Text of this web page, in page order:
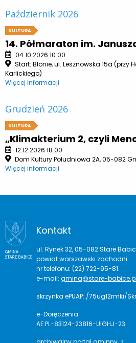
Październik 2026
KULTURA
14. Półmaraton im.
04.10.2026 10:00
Start: Błonie, ul. Lesznowska 15a (przy
Karlickiego)
Więcej informacji
Grudzień 2026
KULTURA
„Klimakterium 2, czyli
12.12.2026 18:00
Dom Kultury Południowa 2A, 05-082
Więcej informacji
Kontakt
ul. Rynek 32, 05-082 Stare
powiat warszawski zachodni
nr telefonu: (22) 722-95-81
e-mail: gmina@stare-babice.pl
skrzynka ePUAP: /75ug12rmki/
e-Doręczenia:
AE:PL-83124-23816-UIGHJ-23